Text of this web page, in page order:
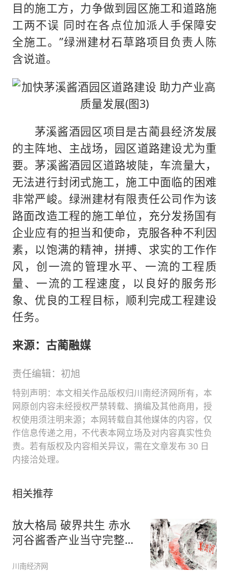
目的施工方，力争做到园区施工和道路施
工两不误 同时在各点位加派人手保障安
全施工。”绿洲建材石草路项目负责人陈
含说道。
茅溪酱酒园区项目是古蔺县经济发展
的主阵地、主战场，园区道路建设尤为重
要。茅溪酱酒园区道路坡陡，车流量大，
无法进行封闭式施工，施工中面临的困难
非常严峻。绿洲建材有限责任公司作为该
路面改造工程的施工单位，充分发扬国有
企业应有的担当和使命，克服各种不利因
素，以饱满的精神，拼搏、求实的工作作
风，创一流的管理水平、一流的工程质
量、一流的工程速度，以良好的服务形
象、优良的工程目标，顺利完成工程建设
任务。
来源：古蔺融媒
责任编辑：初旭
特别声明：本文相关作品版权归川南经济网所有，本
网原创内容未经授权严禁转载、摘编及其他商用，授
权使用须注明来源；本网转载自其他媒体的内容，仅
作信息传递之用，不代表本网立场及对内容真实性负
责。若有版权及内容相关异议，需在文章发布 30 日
内接洽处理。
相关推荐
放大格局 破界共生 赤水
河谷酱香产业当守完整之
川南经济网